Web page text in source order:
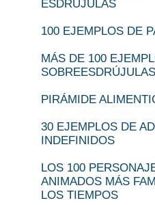
ESDRÚJULAS
100 EJEMPLOS DE
MÁS DE 100
SOBREESDRÚJULAS
PIRÁMIDE
30 EJEMPLOS DE
INDEFINIDOS
LOS 100
ANIMADOS MÁS
LOS TIEMPOS